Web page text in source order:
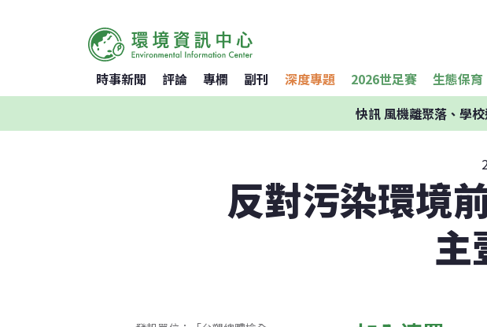
時事新聞 評論 專欄 副刊 深度專題 2026世足賽 生態保育
快訊風機離聚落、學
反對污染環境
主